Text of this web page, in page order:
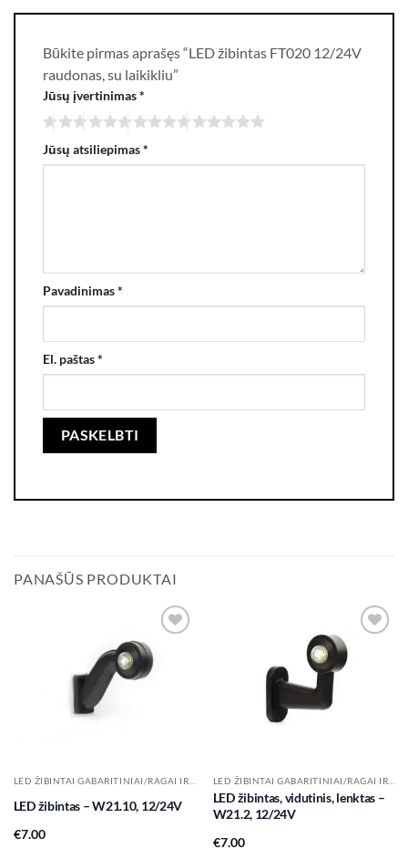
Būkite pirmas aprašęs “LED žibintas FT020 12/24V
raudonas, su laikikliu”
Jūsų įvertinimas*
Jūsų atsiliepimas*
Pavadinimas*
El. paštas*
PANAŠŪS PRODUKTAI
wishlist
LED žibintas – W21.10, 12/24V
€7.00
LED žibintas, vidutinis, lenktas –
W21.2, 12/24V
€7.00